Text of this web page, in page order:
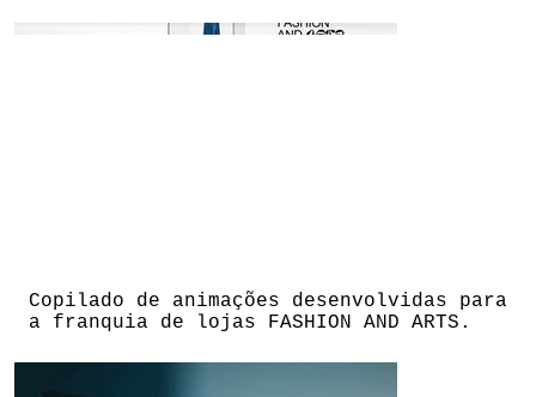
Copilado de animações desenvolvidas para
a franquia de lojas FASHION AND ARTS.